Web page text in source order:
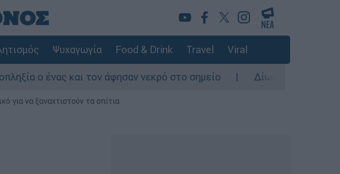
Ψυχαγωγία Food & Drink Travel Viral
και τον άφησαν νεκρό στο σημείο Δίωξη για ανθρωποκτονία από
για να ξαναχτιστούν τα σπίτια